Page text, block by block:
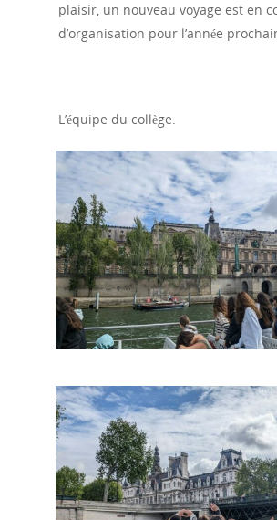
plaisir, un nouveau voyage est en
d’organisation pour l’année
L’équipe du collège.